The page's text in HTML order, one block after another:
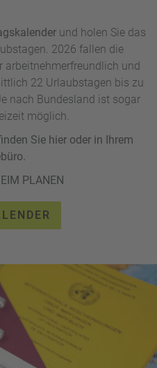
und holen Sie das
2026 fallen die
arbeitnehmerfreundlich und
22 Urlaubstagen bis zu
nach Bundesland ist sogar
möglich.
Sie hier oder in Ihrem
PLANEN